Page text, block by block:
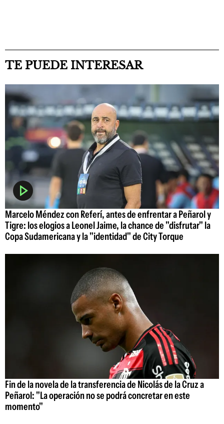
TE PUEDE INTERESAR
Marcelo Méndez con Referí, antes de enfrentar a Peñarol y
Tigre: los elogios a Leonel Jaime, la chance de "disfrutar" la
Copa Sudamericana y la "identidad" de City Torque
Fin de la novela de la transferencia de Nicolás de la Cruz a
Peñarol: "La operación no se podrá concretar en este
momento"